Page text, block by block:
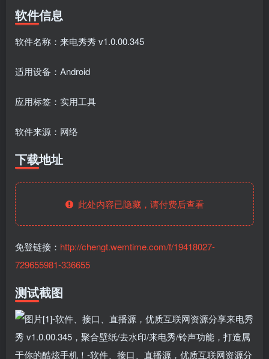
软件信息
软件名称：来电秀秀 v1.0.00.345
适用设备：Android
应用标签：实用工具
软件来源：网络
下载地址
此处内容已隐藏，请付费后查看
免登链接： http://chengt.wemtime.com/f/19418027-
729655981-336655
测试截图